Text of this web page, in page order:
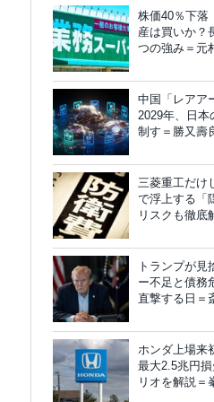
株価40％下落
産は買いか？
つの強み＝元
中国「レアア
2029年、日本
制す＝勝又壽
三菱重工だけ
で浮上する「
リスクも徹底
トランプが見
ー不足と債務
直撃する日＝
ホンダ上場来
最大2.5兆円
リオを解説＝